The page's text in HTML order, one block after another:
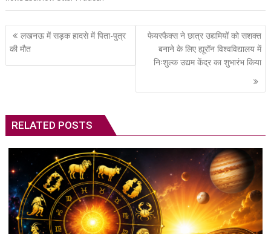
Post
navigation
लखनऊ में सड़क हादसे में पिता-पुत्र
की मौत
फेयरफैक्स ने छात्र उद्यमियों को सशक्त
बनाने के लिए ह्यूरॉन विश्वविद्यालय में
निःशुल्क उद्यम केंद्र का शुभारंभ किया
RELATED POSTS